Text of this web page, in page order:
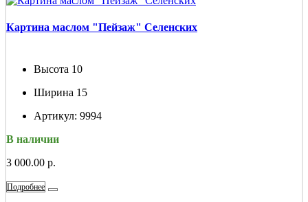
Картина маслом "Пейзаж" Селенских
Высота 10
Ширина 15
Артикул: 9994
В наличии
3 000.00 р.
Подробнее